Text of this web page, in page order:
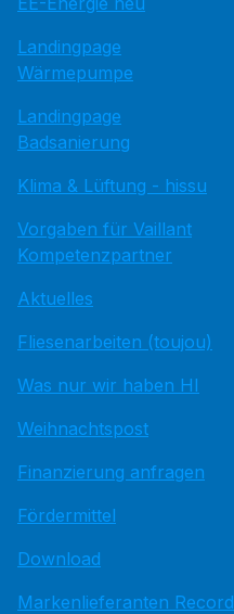
Landingpage
Wärmepumpe
Landingpage
Badsanierung
Klima & Lüftung - hissu
Vorgaben für Vaillant
Kompetenzpartner
Aktuelles
Fliesenarbeiten (toujou)
Was nur wir haben HI
Weihnachtspost
Finanzierung anfragen
Fördermittel
Download
Markenlieferanten Record